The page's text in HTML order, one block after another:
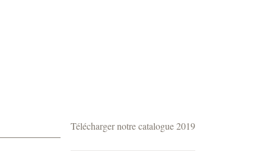
Télécharger notre catalogue 2019